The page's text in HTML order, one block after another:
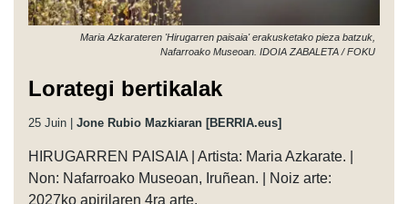
Maria Azkarateren 'Hirugarren paisaia' erakusketako pieza batzuk,
Nafarroako Museoan. IDOIA ZABALETA / FOKU
Lorategi bertikalak
25 Juin | Jone Rubio Mazkiaran [BERRIA.eus]
HIRUGARREN PAISAIA | Artista: Maria Azkarate. |
Non: Nafarroako Museoan, Iruñean. | Noiz arte:
2027ko apirilaren 4ra arte.